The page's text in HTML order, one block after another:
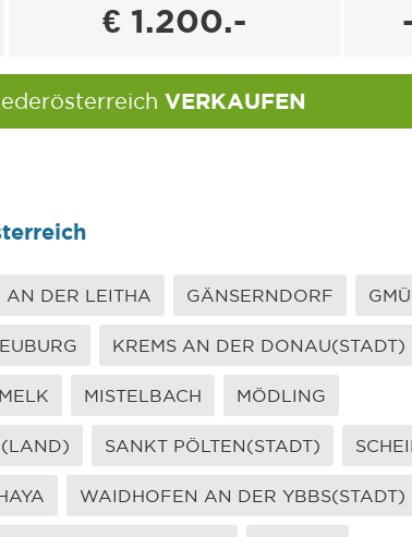
€ 1.200.-
VERKAUFEN
AN DER LEITHA GÄNSERNDORF
KREMS AN DER DONAU(STADT)
MELK MISTELBACH MÖDLING
SANKT PÖLTEN(STADT)
WAIDHOFEN AN DER YBBS(STADT)